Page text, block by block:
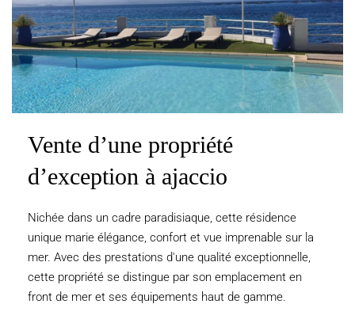
Vente d’une propriété
d’exception à ajaccio
Nichée dans un cadre paradisiaque, cette résidence
unique marie élégance, confort et vue imprenable sur la
mer. Avec des prestations d'une qualité exceptionnelle,
cette propriété se distingue par son emplacement en
front de mer et ses équipements haut de gamme.